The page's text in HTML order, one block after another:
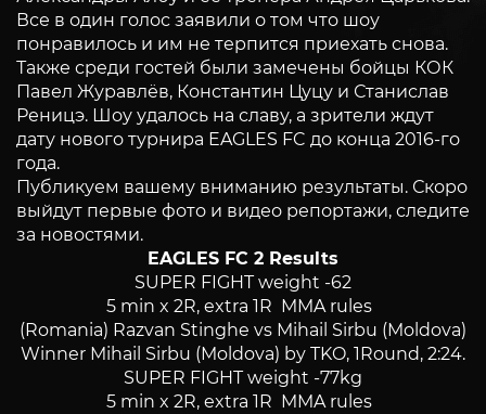
Все в один голос заявили о том что шоу
понравилось и им не терпится приехать снова.
Также среди гостей были замечены бойцы КОК
Павел Журавлёв, Константин Цуцу и Станислав
Реницэ. Шоу удалось на славу, а зрители ждут
дату нового турнира EAGLES FC до конца 2016-го
года.
Публикуем вашему вниманию результаты. Скоро
выйдут первые фото и видео репортажи, следите
за новостями.
EAGLES FC 2 Results
SUPER FIGHT weight -62
5 min x 2R, extra 1R MMA rules
(Romania) Razvan Stinghe vs Mihail Sirbu (Moldova)
Winner Mihail Sirbu (Moldova) by TKO, 1Round, 2:24.
SUPER FIGHT weight -77kg
5 min x 2R, extra 1R MMA rules